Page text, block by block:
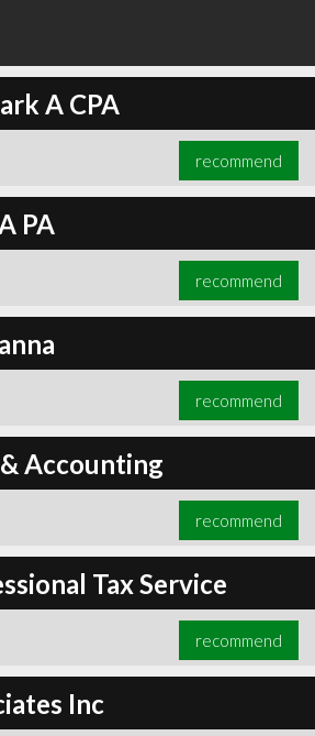
A CPA
recommend
PA
recommend
recommend
Accounting
recommend
Tax Service
recommend
Inc